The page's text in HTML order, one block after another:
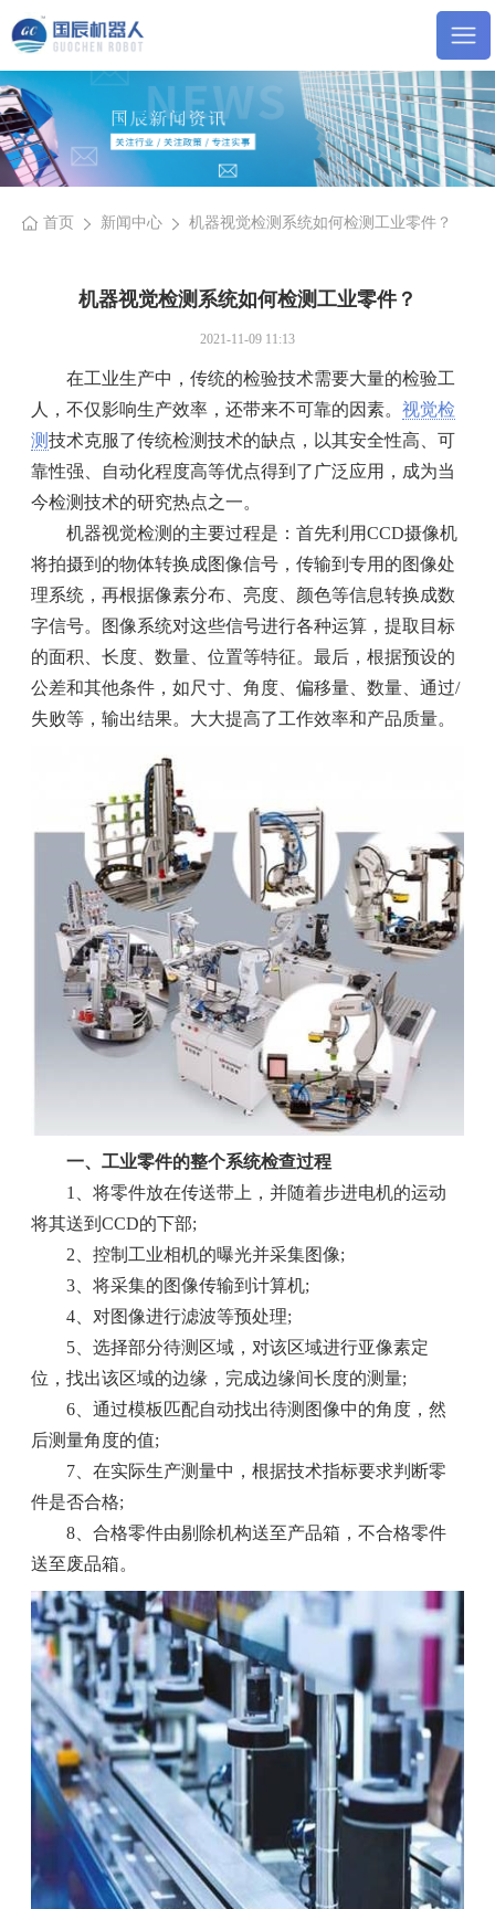
首页 新闻中心 机器视觉检测系统如何检测工业零件？
机器视觉检测系统如何检测工业零件？
2021-11-09 11:13
在工业生产中，传统的检验技术需要大量的检验工
人，不仅影响生产效率，还带来不可靠的因素。视觉检
测技术克服了传统检测技术的缺点，以其安全性高、可
靠性强、自动化程度高等优点得到了广泛应用，成为当
今检测技术的研究热点之一。
机器视觉检测的主要过程是：首先利用CCD摄像机
将拍摄到的物体转换成图像信号，传输到专用的图像处
理系统，再根据像素分布、亮度、颜色等信息转换成数
字信号。图像系统对这些信号进行各种运算，提取目标
的面积、长度、数量、位置等特征。最后，根据预设的
公差和其他条件，如尺寸、角度、偏移量、数量、通过/
失败等，输出结果。大大提高了工作效率和产品质量。
一、工业零件的整个系统检查过程
1、将零件放在传送带上，并随着步进电机的运动
将其送到CCD的下部;
2、控制工业相机的曝光并采集图像;
3、将采集的图像传输到计算机;
4、对图像进行滤波等预处理;
5、选择部分待测区域，对该区域进行亚像素定
位，找出该区域的边缘，完成边缘间长度的测量;
6、通过模板匹配自动找出待测图像中的角度，然
后测量角度的值;
7、在实际生产测量中，根据技术指标要求判断零
件是否合格;
8、合格零件由剔除机构送至产品箱，不合格零件
送至废品箱。